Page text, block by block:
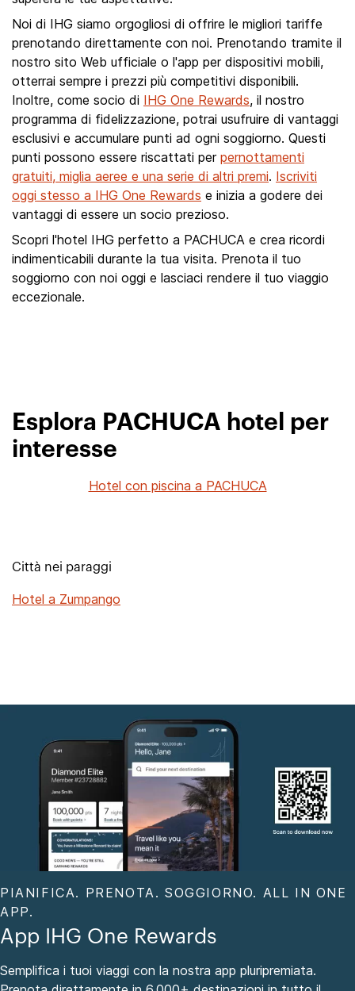
Noi di IHG siamo orgogliosi di offrire le migliori tariffe
prenotando direttamente con noi. Prenotando tramite il
nostro sito Web ufficiale o l'app per dispositivi mobili,
otterrai sempre i prezzi più competitivi disponibili.
Inoltre, come socio di IHG One Rewards, il nostro
programma di fidelizzazione, potrai usufruire di vantaggi
esclusivi e accumulare punti ad ogni soggiorno. Questi
punti possono essere riscattati per pernottamenti
gratuiti, miglia aeree e una serie di altri premi. Iscriviti
oggi stesso a IHG One Rewards e inizia a godere dei
vantaggi di essere un socio prezioso.
Scopri l'hotel IHG perfetto a PACHUCA e crea ricordi
indimenticabili durante la tua visita. Prenota il tuo
soggiorno con noi oggi e lasciaci rendere il tuo viaggio
eccezionale.
Esplora PACHUCA hotel per
interesse
Hotel con piscina a PACHUCA
Città nei paraggi
Hotel a Zumpango
PIANIFICA. PRENOTA. SOGGIORNO. ALL IN ONE
APP.
App IHG One Rewards
Semplifica i tuoi viaggi con la nostra app pluripremiata.